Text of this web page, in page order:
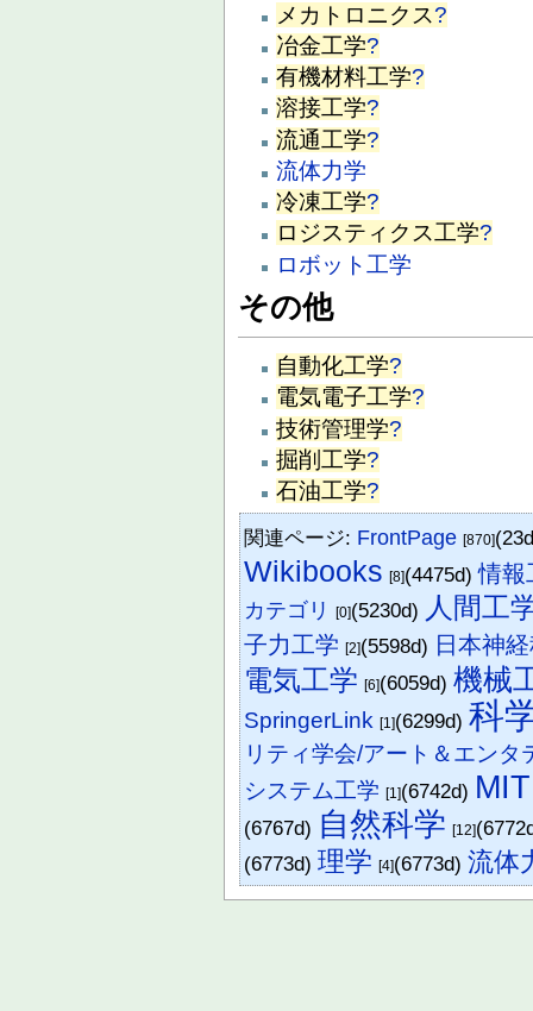
メカトロニクス?
冶金工学?
有機材料工学?
溶接工学?
流通工学?
流体力学
冷凍工学?
ロジスティクス工学?
ロボット工学
その他
自動化工学?
電気電子工学?
技術管理学?
掘削工学?
石油工学?
関連ページ: FrontPage [870]
Wikibooks [8](4475d)情報
カテゴリ [0](5230d) 人間工
子力工学 [2](5598d) 日本神
電気工学 [6](6059d)機械
SpringerLink [1](6299d)科
リティ学会/アート＆エン
システム工学 [1](6742d) MIT
(6767d) 自然科学 [12]
(6773d)理学 [4](6773d)流体